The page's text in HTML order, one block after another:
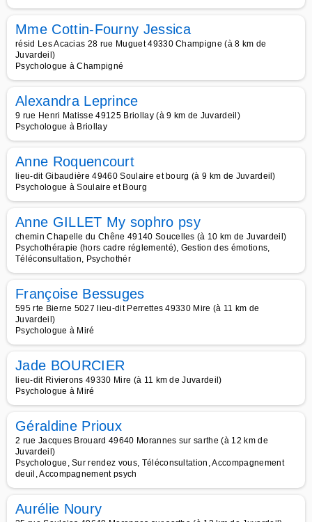
Mme Cottin-Fourny Jessica
résid Les Acacias 28 rue Muguet 49330 Champigne (à 8 km de
Juvardeil)
Psychologue à Champigné
Alexandra Leprince
9 rue Henri Matisse 49125 Briollay (à 9 km de Juvardeil)
Psychologue à Briollay
Anne Roquencourt
lieu-dit Gibaudière 49460 Soulaire et bourg (à 9 km de Juvardeil)
Psychologue à Soulaire et Bourg
Anne GILLET My sophro psy
chemin Chapelle du Chêne 49140 Soucelles (à 10 km de Juvardeil)
Psychothérapie (hors cadre réglementé), Gestion des émotions,
Téléconsultation, Psychothér
Françoise Bessuges
595 rte Bierne 5027 lieu-dit Perrettes 49330 Mire (à 11 km de
Juvardeil)
Psychologue à Miré
Jade BOURCIER
lieu-dit Rivierons 49330 Mire (à 11 km de Juvardeil)
Psychologue à Miré
Géraldine Prioux
2 rue Jacques Brouard 49640 Morannes sur sarthe (à 12 km de
Juvardeil)
Psychologue, Sur rendez vous, Téléconsultation, Accompagnement
deuil, Accompagnement psych
Aurélie Noury